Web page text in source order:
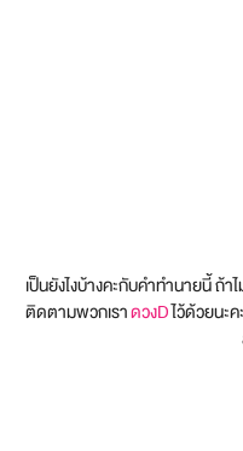
เป็นยังไงบ้างคะกับคำทำนายนี้
ติดตามพวกเราดวงDไว้ด้วยนะ